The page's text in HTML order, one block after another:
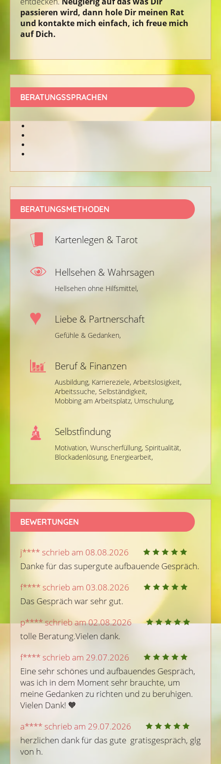
passieren wird, dann hole Dir meinen Rat
und kontakte mich einfach, ich freue mich
auf Dich.
BERATUNGSSPRACHEN
BERATUNGSMETHODEN
Kartenlegen & Tarot
Hellsehen & Wahrsagen
Hellsehen ohne Hilfsmittel,
Liebe & Partnerschaft
Gefühle & Gedanken,
Beruf & Finanzen
Ausbildung, Karriereziele, Arbeitslosigkeit,
Arbeitssuche, Selbständigkeit,
Mobbing am Arbeitsplatz, Umschulung,
Selbstfindung
Motivation, Wunscherfüllung, Spiritualität,
Blockadenlösung, Energiearbeit,
BEWERTUNGEN
j**** schrieb am 08.08.2026
Danke für das supergute aufbauende Gespräch.
f**** schrieb am 03.08.2026
Das Gespräch war sehr gut.
p**** schrieb am 02.08.2026
tolle Beratung.Vielen dank.
f**** schrieb am 29.07.2026
Eine sehr schönes und aufbauendes Gespräch,
was ich in dem Moment sehr brauchte, um
meine Gedanken zu richten und zu beruhigen.
Vielen Dank! 🧡
a**** schrieb am 29.07.2026
herzlichen dank für das gute  gratisgespräch, glg
von h.